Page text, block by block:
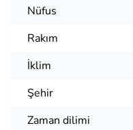
Nüfus
Rakım
İklim
Şehir
Zaman dilimi